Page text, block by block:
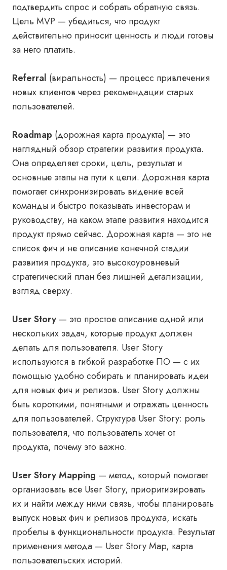
подтвердить спрос и собрать обратную связь.
Цель MVP — убедиться, что продукт
действительно приносит ценность и люди готовы
за него платить.
Referral (виральность) — процесс привлечения
новых клиентов через рекомендации старых
пользователей.
Roadmap (дорожная карта продукта) — это
наглядный обзор стратегии развития продукта.
Она определяет сроки, цель, результат и
основные этапы на пути к цели. Дорожная карта
помогает синхронизировать видение всей
команды и быстро показывать инвесторам и
руководству, на каком этапе развития находится
продукт прямо сейчас. Дорожная карта — это не
список фич и не описание конечной стадии
развития продукта, это высокоуровневый
стратегический план без лишней детализации,
взгляд сверху.
User Story — это простое описание одной или
нескольких задач, которые продукт должен
делать для пользователя. User Story
используются в гибкой разработке ПО — с их
помощью удобно собирать и планировать идеи
для новых фич и релизов. User Story должны
быть короткими, понятными и отражать ценность
для пользователей. Структура User Story: роль
пользователя, что пользователь хочет от
продукта, почему это важно.
User Story Mapping — метод, который помогает
организовать все User Story, приоритизировать
их и найти между ними связь, чтобы планировать
выпуск новых фич и релизов продукта, искать
пробелы в функциональности продукта. Результат
применения метода — User Story Map, карта
пользовательских историй.